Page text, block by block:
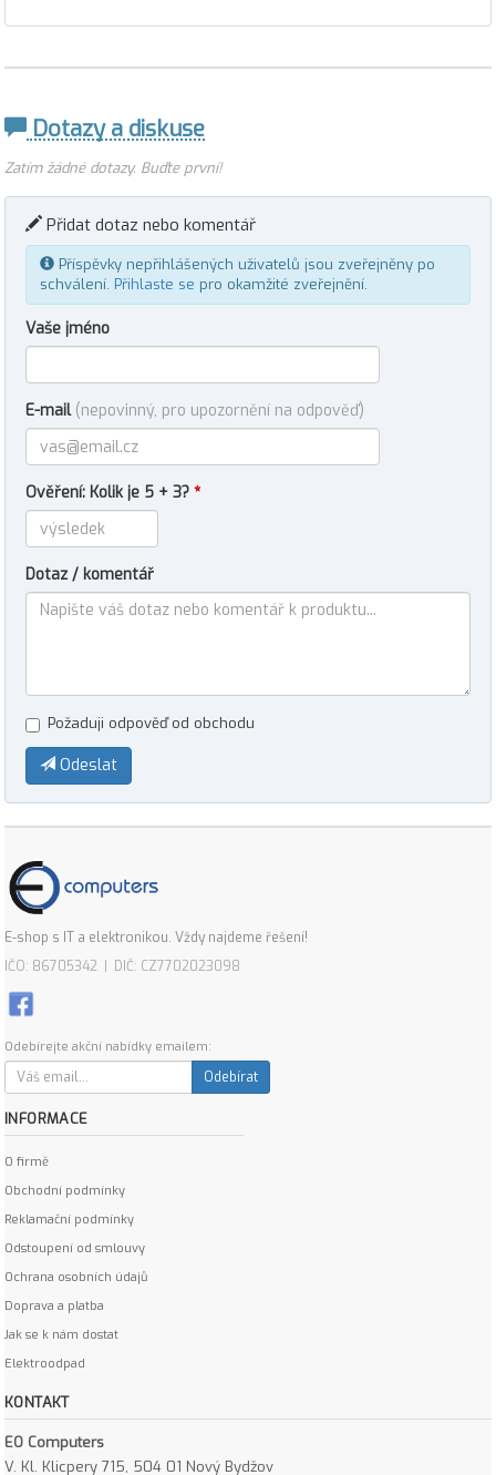
Dotazy a diskuse
Zatím žádné dotazy. Buďte první!
Přidat dotaz nebo komentář
Příspěvky nepřihlášených uživatelů jsou zveřejněny po
schválení. Přihlaste se pro okamžité zveřejnění.
Vaše jméno
E-mail (nepovinný, pro upozornění na odpověď)
Ověření: Kolik je 5 + 3? *
Dotaz / komentář
Požaduji odpověď od obchodu
Odeslat
E-shop s IT a elektronikou. Vždy najdeme řešení!
IČO: 86705342 | DIČ: CZ7702023098
Odebírejte akční nabídky emailem:
Odebírat
INFORMACE
O firmě
Obchodní podmínky
Reklamační podmínky
Odstoupení od smlouvy
Ochrana osobních údajů
Doprava a platba
Jak se k nám dostat
Elektroodpad
KONTAKT
EO Computers
V. Kl. Klicpery 715, 504 01 Nový Bydžov